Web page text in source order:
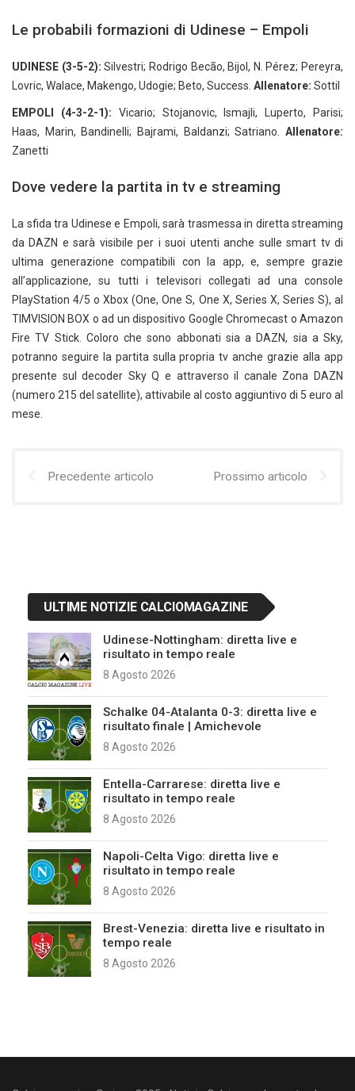
Le probabili formazioni di Udinese – Empoli
UDINESE (3-5-2): Silvestri; Rodrigo Becão, Bijol, N. Pérez; Pereyra,
Lovric, Walace, Makengo, Udogie; Beto, Success. Allenatore: Sottil
EMPOLI (4-3-2-1): Vicario; Stojanovic, Ismajli, Luperto, Parisi;
Haas, Marin, Bandinelli; Bajrami, Baldanzi; Satriano. Allenatore:
Zanetti
Dove vedere la partita in tv e streaming
La sfida tra Udinese e Empoli, sarà trasmessa in diretta streaming
da DAZN e sarà visibile per i suoi utenti anche sulle smart tv di
ultima generazione compatibili con la app, e, sempre grazie
all’applicazione, su tutti i televisori collegati ad una console
PlayStation 4/5 o Xbox (One, One S, One X, Series X, Series S), al
TIMVISION BOX o ad un dispositivo Google Chromecast o Amazon
Fire TV Stick. Coloro che sono abbonati sia a DAZN, sia a Sky,
potranno seguire la partita sulla propria tv anche grazie alla app
presente sul decoder Sky Q e attraverso il canale Zona DAZN
(numero 215 del satellite), attivabile al costo aggiuntivo di 5 euro al
mese.
Precedente articolo Prossimo articolo
ULTIME NOTIZIE CALCIOMAGAZINE
Udinese-Nottingham: diretta live e
risultato in tempo reale
8 Agosto 2026
Schalke 04-Atalanta 0-3: diretta live e
risultato finale | Amichevole
8 Agosto 2026
Entella-Carrarese: diretta live e
risultato in tempo reale
8 Agosto 2026
Napoli-Celta Vigo: diretta live e
risultato in tempo reale
8 Agosto 2026
Brest-Venezia: diretta live e risultato in
tempo reale
8 Agosto 2026